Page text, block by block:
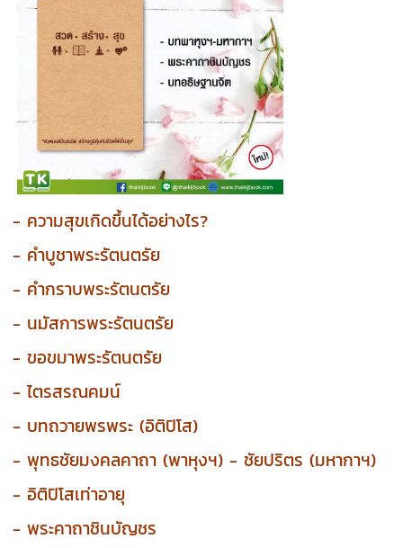
- ความสุขเกิดขึ้นได้อย่างไร?
- คำบูชาพระรัตนตรัย
- คำกราบพระรัตนตรัย
- นมัสการพระรัตนตรัย
- ขอขมาพระรัตนตรัย
- ไตรสรณคมน์
- บทถวายพรพระ (อิติปิโส)
- พุทธชัยมงคลคาถา (พาหุงฯ) - ชัยปริตร (มหากาฯ)
- อิติปิโสเท่าอายุ
- พระคาถาชินบัญชร